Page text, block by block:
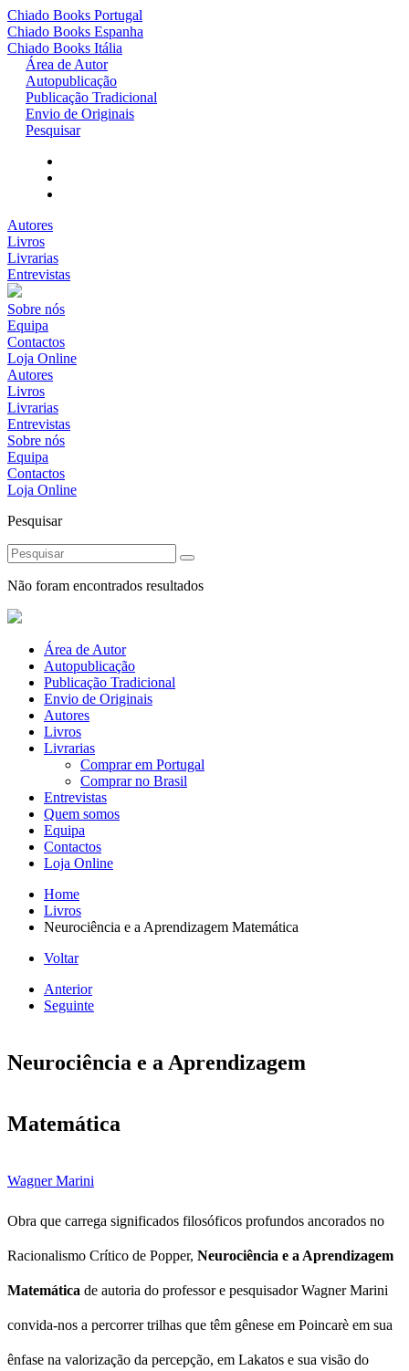
Chiado Books Portugal
Chiado Books Espanha
Chiado Books Itália
Área de Autor
Autopublicação
Publicação Tradicional
Envio de Originais
Pesquisar
Autores
Livros
Livrarias
Entrevistas
Sobre nós
Equipa
Contactos
Loja Online
Autores
Livros
Livrarias
Entrevistas
Sobre nós
Equipa
Contactos
Loja Online
Pesquisar
Não foram encontrados resultados
Área de Autor
Autopublicação
Publicação Tradicional
Envio de Originais
Autores
Livros
Livrarias
Comprar em Portugal
Comprar no Brasil
Entrevistas
Quem somos
Equipa
Contactos
Loja Online
Home
Livros
Neurociência e a Aprendizagem Matemática
Voltar
Anterior
Seguinte
Neurociência e a Aprendizagem
Matemática
Wagner Marini
Obra que carrega significados filosóficos profundos ancorados no
Racionalismo Crítico de Popper, Neurociência e a Aprendizagem
Matemática de autoria do professor e pesquisador Wagner Marini
convida-nos a percorrer trilhas que têm gênese em Poincarè em sua
ênfase na valorização da percepção, em Lakatos e sua visão do